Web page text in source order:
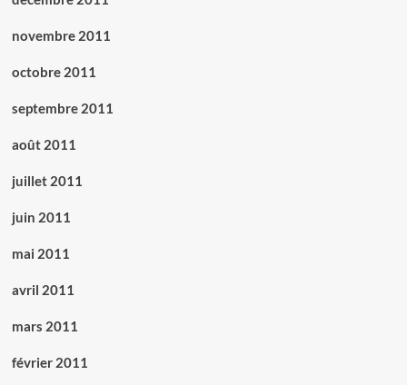
novembre 2011
octobre 2011
septembre 2011
août 2011
juillet 2011
juin 2011
mai 2011
avril 2011
mars 2011
février 2011